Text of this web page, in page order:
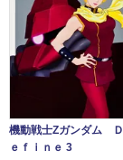
機動戦士Ζガンダム Ｄ
ｅｆｉｎｅ 3